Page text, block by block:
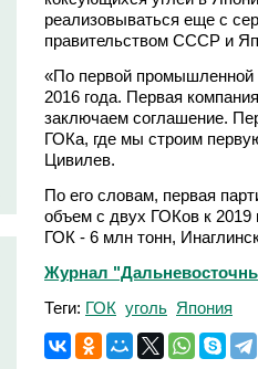
реализовываться еще с
правительством СССР и
«По первой
2016 года. Первая
заключаем соглашение.
ГОКа, где мы строим
Цивилев.
По его словам, первая
объем с двух ГОКов к 2019
ГОК - 6 млн тонн,
Журнал
Теги: ГОК уголь Япония